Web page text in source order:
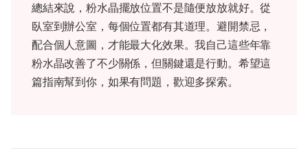
總結來說，粉水晶擺放位置不是隨便放放就好。從
臥室到辦公室，每個位置都有其道理。避開禁忌，
配合個人意圖，才能最大化效果。我自己這些年靠
粉水晶改善了不少關係，但關鍵還是行動。希望這
篇指南幫到你，如果有問題，歡迎多探索。